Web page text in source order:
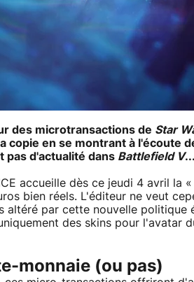
des microtransactions de Star
copie en se montrant à l'écoute
pas d'actualité dans Battlefield V
accueille dès ce jeudi 4 avril la
bien réels. L'éditeur ne veut
altéré par cette nouvelle politique
des skins pour l'avatar
monnaie (ou pas)